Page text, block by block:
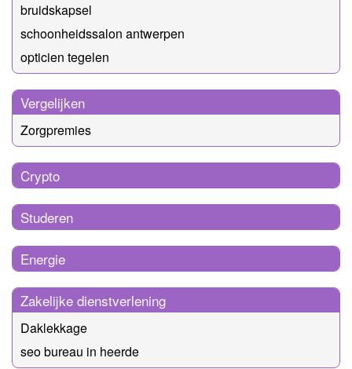
bruidskapsel
schoonheidssalon antwerpen
opticien tegelen
Vergelijken
Zorgpremies
Crypto
Studeren
Energie
Zakelijke dienstverlening
Daklekkage
seo bureau in heerde